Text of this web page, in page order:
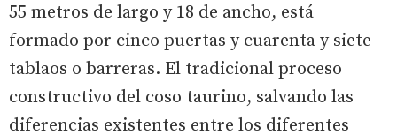
55 metros de largo y 18 de ancho, está
formado por cinco puertas y cuarenta y siete
tablaos o barreras. El tradicional proceso
constructivo del coso taurino, salvando las
diferencias existentes entre los diferentes